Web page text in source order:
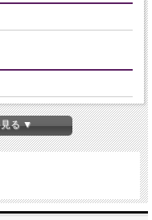
見る ▼